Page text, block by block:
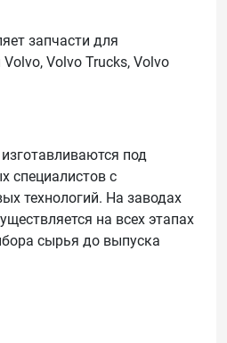
запчасти для
Volvo Trucks, Volvo
под
специалистов с
технологий. На заводах
на всех этапах
сырья до выпуска